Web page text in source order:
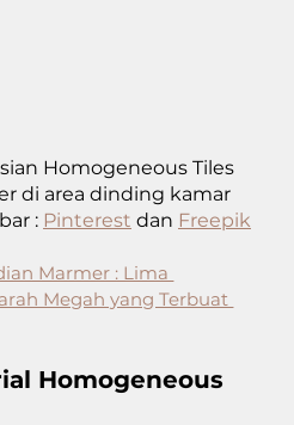
Homogeneous Tiles
di area dinding kamar
: Pinterest dan Freepik
Marmer : Lima
Megah yang Terbuat
Homogeneous